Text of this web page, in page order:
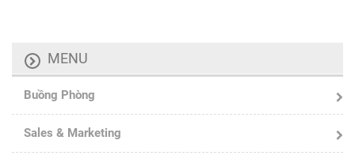
MENU
Buồng Phòng
Sales & Marketing